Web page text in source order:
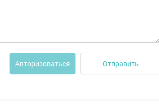
Авторизоваться Отправить